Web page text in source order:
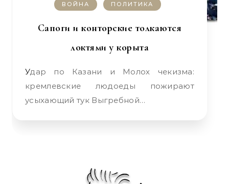
ВОЙНА ПОЛИТИКА
Сапоги и конторские толкаются
локтями у корыта
Удар по Казани и Молох чекизма:
кремлевские людоеды пожирают
усыхающий тук Выгребной…